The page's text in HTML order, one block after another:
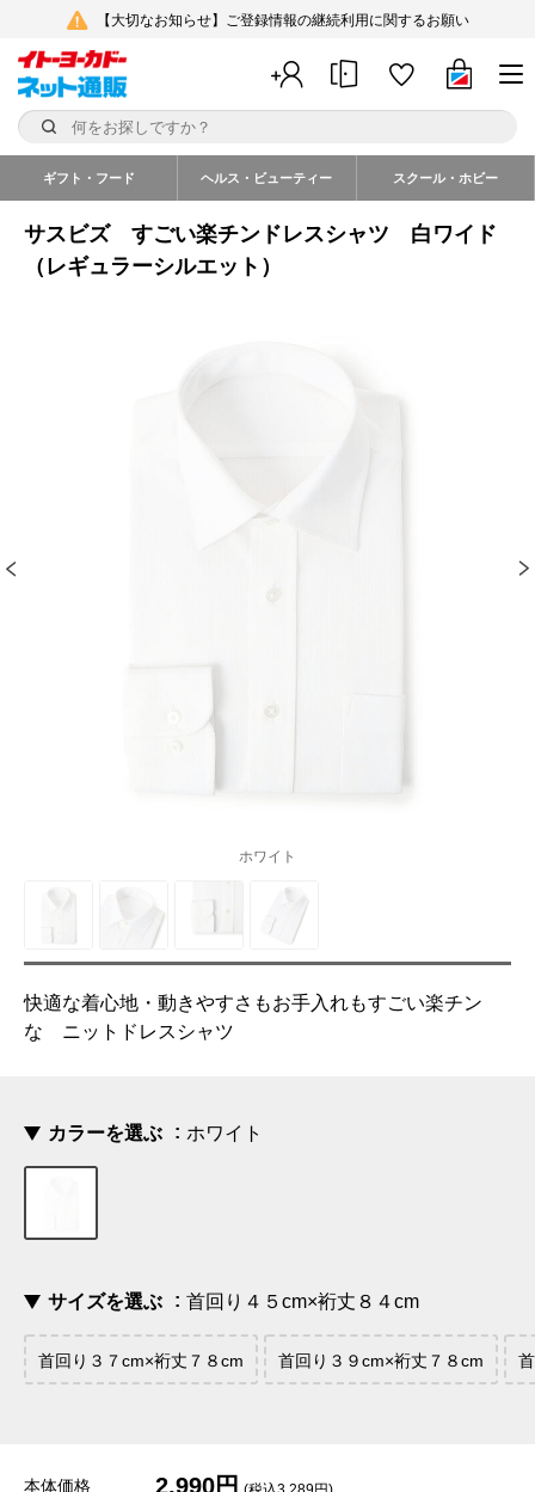
【大切なお知らせ】ご登録情報の継続利用に関するお願い
ギフト・フード ヘルス・ビューティー スクール・ホビー
サスビズ すごい楽チンドレスシャツ 白ワイド
（レギュラーシルエット）
ホワイト
快適な着心地・動きやすさもお手入れもすごい楽チン
な ニットドレスシャツ
カラーを選ぶ ホワイト
サイズを選ぶ 首回り４５cm×裄丈８４cm
首回り３７cm×裄丈７８cm 首回り３９cm×裄丈７８cm
本体価格 2,990円